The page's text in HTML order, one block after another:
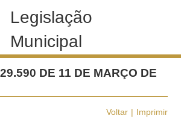
Legislação
Municipal
DE 11 DE MARÇO DE
Voltar Imprimir